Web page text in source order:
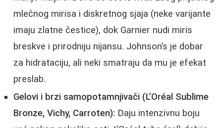
mlečnog mirisa i diskretnog sjaja (neke varijante
imaju zlatne čestice), dok Garnier nudi miris
breskve i prirodniju nijansu. Johnson’s je dobar
za hidrataciju, ali neki smatraju da mu je efekat
preslab.
Gelovi i brzi samopotamnjivači (L’Oréal Sublime
Bronze, Vichy, Carroten): Daju intenzivnu boju